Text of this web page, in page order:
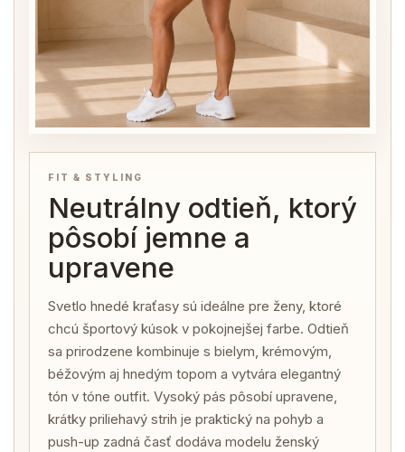
FIT & STYLING
Neutrálny odtieň, ktorý
pôsobí jemne a
upravene
Svetlo hnedé kraťasy sú ideálne pre ženy, ktoré
chcú športový kúsok v pokojnejšej farbe. Odtieň
sa prirodzene kombinuje s bielym, krémovým,
béžovým aj hnedým topom a vytvára elegantný
tón v tóne outfit. Vysoký pás pôsobí upravene,
krátky priliehavý strih je praktický na pohyb a
push-up zadná časť dodáva modelu ženský